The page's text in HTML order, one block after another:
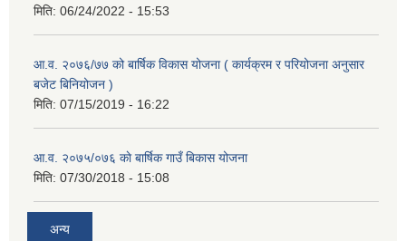
मिति: 06/24/2022 - 15:53
आ.व. २०७६/७७ को बार्षिक विकास योजना ( कार्यक्रम र परियोजना अनुसार
बजेट बिनियोजन )
मिति: 07/15/2019 - 16:22
आ.व. २०७५/०७६ काे बार्षिक गाउँ बिकास योजना
मिति: 07/30/2018 - 15:08
अन्य